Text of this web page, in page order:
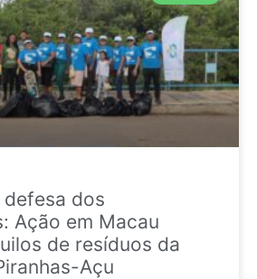
dos
Ação em Macau
de resíduos da
Açu